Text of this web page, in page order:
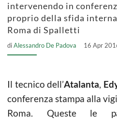
intervenendo in
proprio della sfida
Roma di Spalletti
diAlessandro De Padova 16 Apr
Il tecnico dell’Atalanta,
conferenza stampa alla
Roma. Queste le